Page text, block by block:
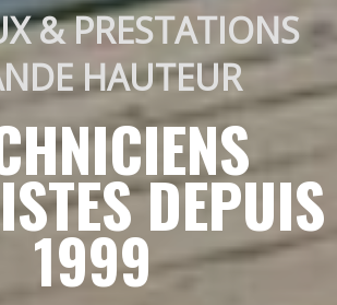
& PRESTATIONS
HAUTEUR
DEPUIS
1999